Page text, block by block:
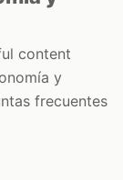
content
y
frecuentes